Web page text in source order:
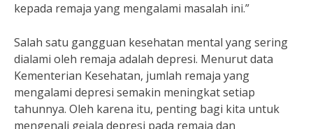
kepada remaja yang mengalami masalah ini.”
Salah satu gangguan kesehatan mental yang sering
dialami oleh remaja adalah depresi. Menurut data
Kementerian Kesehatan, jumlah remaja yang
mengalami depresi semakin meningkat setiap
tahunnya. Oleh karena itu, penting bagi kita untuk
mengenali gejala depresi pada remaja dan